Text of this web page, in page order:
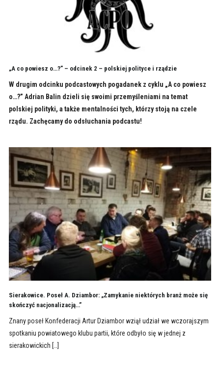
„A co powiesz o…?” – odcinek 2 – polskiej polityce i rządzie
W drugim odcinku podcastowych pogadanek z cyklu „A co powiesz
o…?” Adrian Balin dzieli się swoimi przemyśleniami na temat
polskiej polityki, a także mentalności tych, którzy stoją na czele
rządu. Zachęcamy do odsłuchania podcastu!
Sierakowice. Poseł A. Dziambor: „Zamykanie niektórych branż może się
skończyć nacjonalizacją…”
Znany poseł Konfederacji Artur Dziambor wziął udział we wczorajszym
spotkaniu powiatowego klubu partii, które odbyło się w jednej z
sierakowickich […]